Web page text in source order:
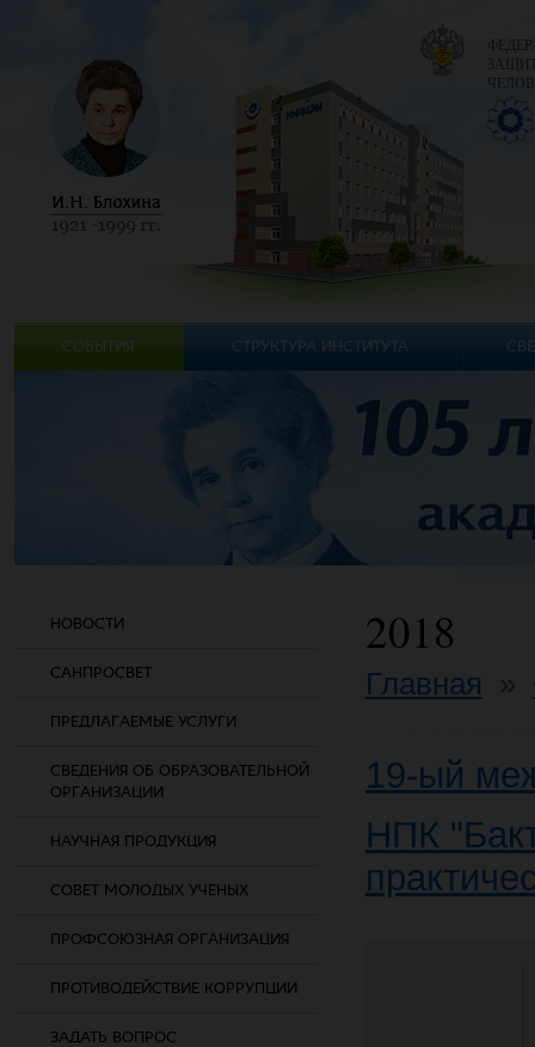
НОВОСТИ
САНПРОСВЕТ
ПРЕДЛАГАЕМЫЕ УСЛУГИ
СВЕДЕНИЯ ОБ ОБРАЗОВАТЕЛЬНОЙ
ОРГАНИЗАЦИИ
НАУЧНАЯ ПРОДУКЦИЯ
СОВЕТ МОЛОДЫХ УЧЕНЫХ
ПРОФСОЮЗНАЯ ОРГАНИЗАЦИЯ
ПРОТИВОДЕЙСТВИЕ КОРРУПЦИИ
ЗАДАТЬ ВОПРОС
2018
Главная
19-ый
НПК
СОБЫТИЯ СТРУКТУРА ИНСТИТУТА